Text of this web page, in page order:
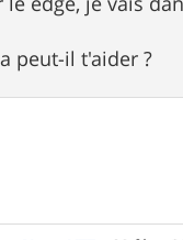
peut-il t'aider ?